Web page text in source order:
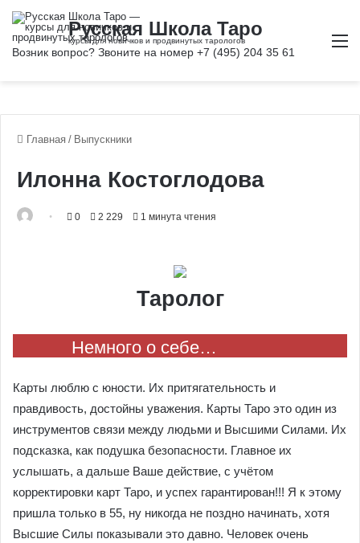
Главная / Выпускники
Илонна Костоглодова
0 2 229 1 минута чтения
Таролог
Немного о себе…
Карты люблю с юности. Их притягательность и
правдивость, достойны уважения. Карты Таро это один из
инструментов связи между людьми и Высшими Силами. Их
подсказка, как подушка безопасности. Главное их
услышать, а дальше Ваше действие, с учётом
корректировки карт Таро, и успех гарантирован!!! Я к этому
пришла только в 55, ну никогда не поздно начинать, хотя
Высшие Силы показывали это давно. Человек очень